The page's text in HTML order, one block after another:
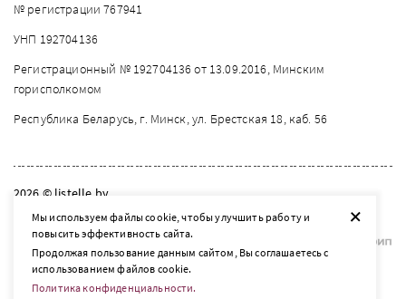
+
Мы используем файлы cookie, чтобы улучшить работу и
повысить эффективность сайта.
Продолжая пользование данным сайтом, Вы соглашаетесь с
использованием файлов cookie.
Политика конфиденциальности.
№ регистрации 767941
УНП 192704136
Регистрационный № 192704136 от 13.09.2016, Минским
горисполкомом
Республика Беларусь, г. Минск, ул. Брестская 18, каб. 56
2026 © listelle.by
Разработка сайта — SLAM